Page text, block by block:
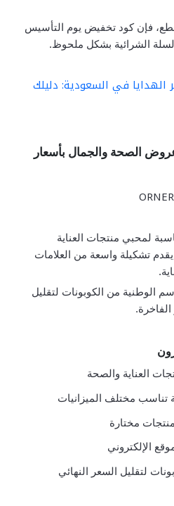
فإن كود تخفيض يوم التأسيس
الشرائية بشكل ملحوظ.
الهدايا في السعودية: دليلك
الصحة والجمال بأسعار
لمحبي منتجات العناية
تشكيلة واسعة من العلامات
الوطنية من الكوبونات لتقليل
العناية والصحة
تناسب مختلف الميزانيات
مختارة
الإلكتروني
لتقليل السعر النهائي